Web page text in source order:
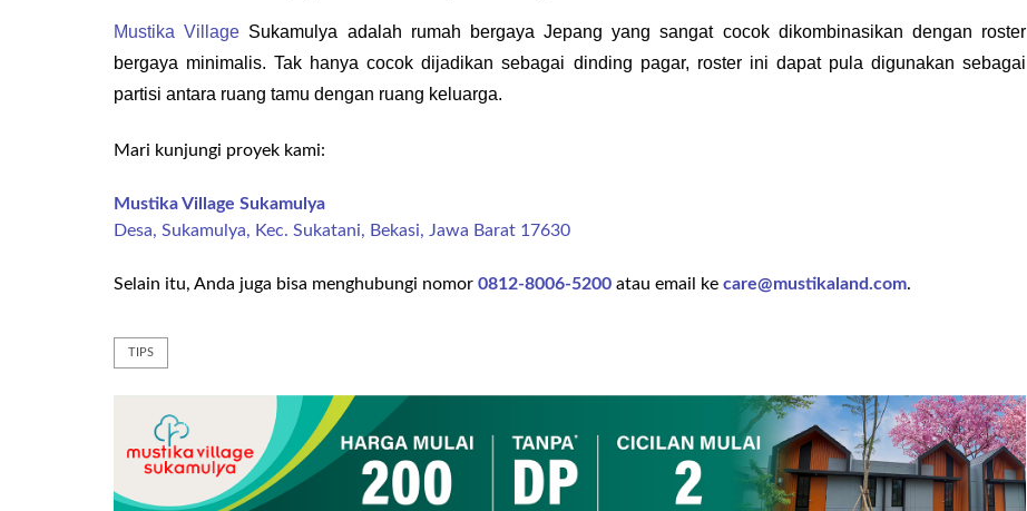
Mustika Village Sukamulya adalah rumah bergaya Jepang yang sangat cocok dikombinasikan dengan roster
bergaya minimalis. Tak hanya cocok dijadikan sebagai dinding pagar, roster ini dapat pula digunakan sebagai
partisi antara ruang tamu dengan ruang keluarga.
Mari kunjungi proyek kami:
Mustika Village Sukamulya
Desa, Sukamulya, Kec. Sukatani, Bekasi, Jawa Barat 17630
Selain itu, Anda juga bisa menghubungi nomor 0812-8006-5200 atau email ke care@mustikaland.com.
TIPS